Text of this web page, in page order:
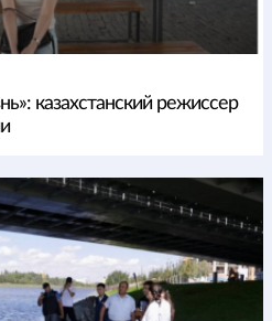
казахстанский режиссер